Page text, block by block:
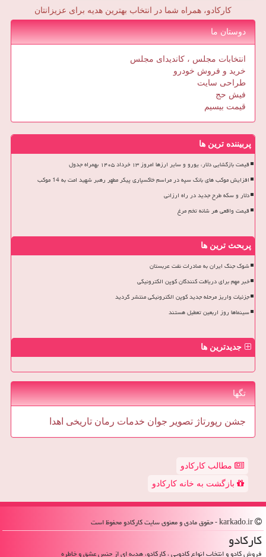
کارکادو، همراه شما در انتخاب بهترین هدیه برای عزیزانتان
دوستان ما
انتخابات مجلس ، کاندیدای مجلس
خرید و فروش خودرو
طراحی سایت
فیش حج
قیمت بیسیم
پربیننده ترین ها
قیمت بازگشایی دلار، یورو و سایر ارزها امروز ۱۳ خرداد ۱۴۰۵ بهمراه جدول
افزایش موکب های بانک سپه در مراسم خاکسپاری پیکر مطهر رهبر شهید امت به 14 موکب
دلار و سکه طرح جدید در راه ارزانی
قیمت واقعی هر شانه تخم مرغ
پربحث ترین ها
شوک جنگ ایران به صادرات نفت عربستان
خبر مهم برای دریافت کنندگان کوپن الکترونیکی
جزئیات واریز مرحله جدید کوپن الکترونیکی منتشر گردید
سینماها روز اربعین تعطیل هستند
جدیدترین ها
تگها
جشن رپورتاژ تصویر جوان خدمات رمان تاریخی اهدا
مطالب کارکادو
بازگشت به خانه کارکادو
كاركادو
فروش کادو و انتخاب انواع کادویی ، کارکادو، هدیه ای از جنس عشق و خاطره